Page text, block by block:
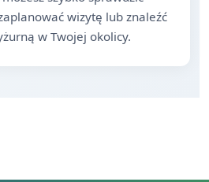
wizytę lub znaleźć
w Twojej okolicy.